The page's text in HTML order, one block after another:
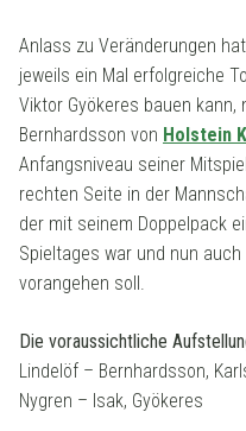
Anlass zu Veränderungen
jeweils ein Mal erfolgreiche
Viktor Gyökeres bauen
Bernhardsson von Holstein
Anfangsniveau seiner
rechten Seite in der
der mit seinem Doppelpack
Spieltages war und nun
vorangehen soll.
Die voraussichtliche
Lindelöf – Bernhardsson,
Nygren – Isak, Gyökeres